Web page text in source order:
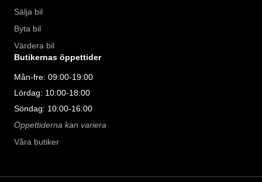
Sälja bil
Byta bil
Värdera bil
Butikernas öppettider
Mån-fre: 09:00-19:00
Lördag: 10:00-18:00
Söndag: 10:00-16:00
Öppettiderna kan variera
Våra butiker